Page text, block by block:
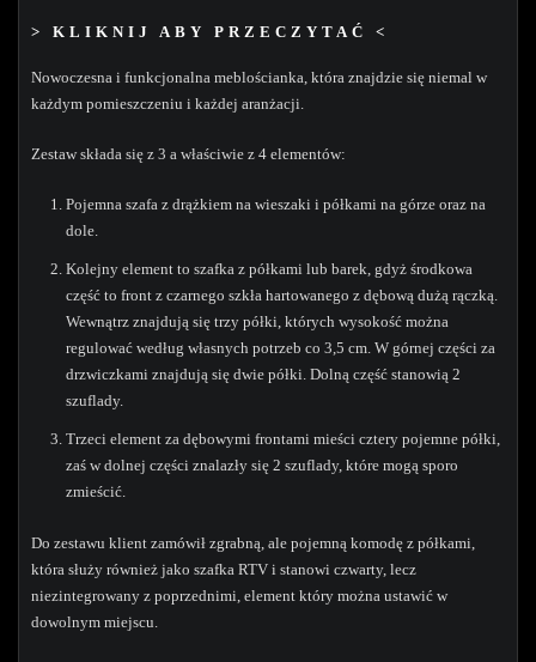
> KLIKNIJ ABY PRZECZYTAĆ <
Nowoczesna i funkcjonalna meblościanka, która znajdzie się niemal w
każdym pomieszczeniu i każdej aranżacji.
Zestaw składa się z 3 a właściwie z 4 elementów:
Pojemna szafa z drążkiem na wieszaki i półkami na górze oraz na
dole.
Kolejny element to szafka z półkami lub barek, gdyż środkowa
część to front z czarnego szkła hartowanego z dębową dużą rączką.
Wewnątrz znajdują się trzy półki, których wysokość można
regulować według własnych potrzeb co 3,5 cm. W górnej części za
drzwiczkami znajdują się dwie półki. Dolną część stanowią 2
szuflady.
Trzeci element za dębowymi frontami mieści cztery pojemne półki,
zaś w dolnej części znalazły się 2 szuflady, które mogą sporo
zmieścić.
Do zestawu klient zamówił zgrabną, ale pojemną komodę z półkami,
która służy również jako szafka RTV i stanowi czwarty, lecz
niezintegrowany z poprzednimi, element który można ustawić w
dowolnym miejscu.